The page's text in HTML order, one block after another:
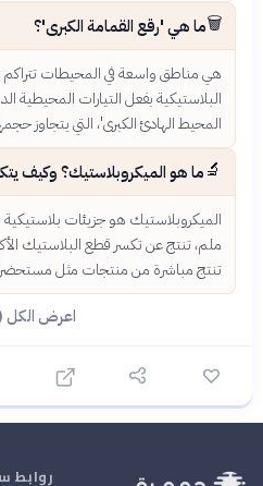
🗑️ما هي 'رقع القمامة الكبرى'؟
هي مناطق واسعة في المحيطات تتراكم
البلاستيكية بفعل التيارات المحيطية
المحيط الهادئ الكبرى'، التي يتجاوز
🔬ما هو الميكروبلاستيك؟ وكيف
ملم، تنتج عن تكسر قطع البلاستيك
تنتج مباشرة من منتجات مثل
اعرض الكل (8)
روابط